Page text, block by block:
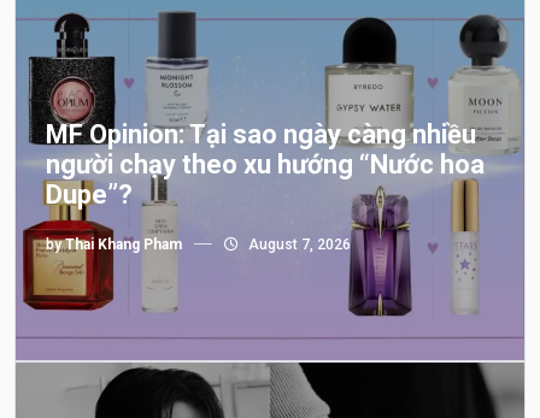
MF Opinion: Tại sao ngày càng nhiều
người chạy theo xu hướng “Nước hoa
Dupe”?
byThai Khang Pham August 7, 2026